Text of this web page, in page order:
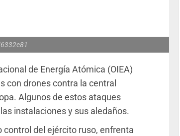
de Energía Atómica (OIEA)
con drones contra la central
Algunos de estos ataques
instalaciones y sus aledaños.
control del ejército ruso, enfrenta